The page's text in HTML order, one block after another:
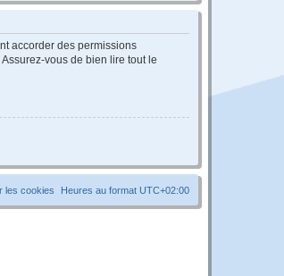
accorder des permissions
vous de bien lire tout le
Heures au format UTC+02:00
les cookies